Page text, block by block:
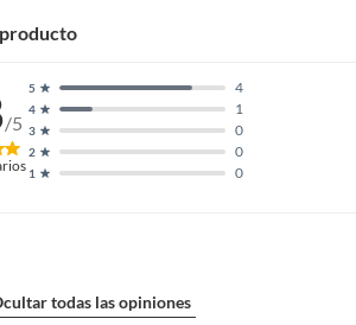
/5
1 0
2 0
3 0
4 1
5 4
todas las opiniones